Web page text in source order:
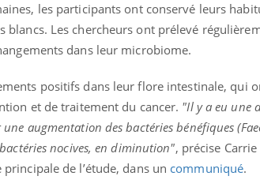
les participants ont conservé leurs
blancs. Les chercheurs ont prélevé
dans leur microbiome.
positifs dans leur flore intestinale, qui
et de traitement du cancer. "Il y a eu une
augmentation des bactéries bénéfiques
nocives, en diminution", précise
de l’étude, dans un communiqué.
& Ramadan 2026Youtube
approche, et, pour de
c'est une période de questions, de
...
Youtube
Un «
faciliter
Un
santé :
numérique